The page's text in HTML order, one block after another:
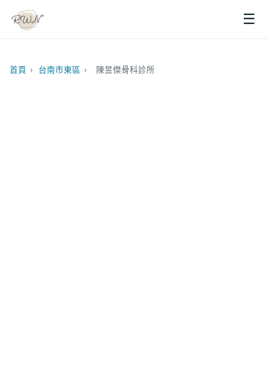
☰
首頁 › 台南市東區 › 陳昱傑骨科診所